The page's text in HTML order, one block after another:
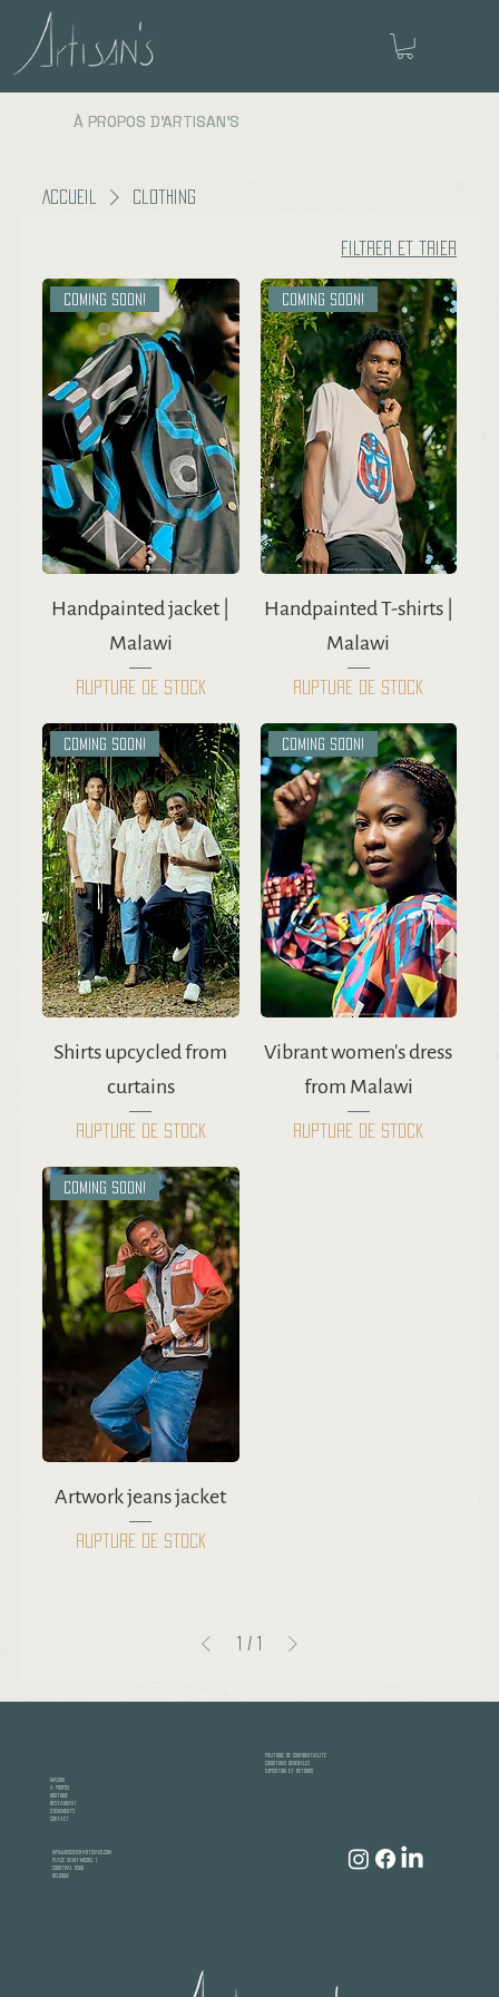
Accueil Clothing
Filtrer et trier
Coming soon!
Handpainted jacket |
Malawi
Rupture de stock
Coming soon!
Handpainted T-shirts |
Malawi
Rupture de stock
Coming soon!
Shirts upcycled from
curtains
Rupture de stock
Coming soon!
Vibrant women's dress
from Malawi
Rupture de stock
Coming soon!
Artwork jeans jacket
Rupture de stock
/
À PROPOS D'ARTISAN'S
Maison
À propos
Boutique
Restaurant
Événements
Contact
politique de confidentialité
Conditions générales
Expédition et retours
info@discover-artisans.com
Place Saint-Michel 1,
Courtrai, 8500